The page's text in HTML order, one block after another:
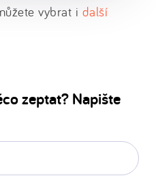
vybrat i další
zeptat? Napište